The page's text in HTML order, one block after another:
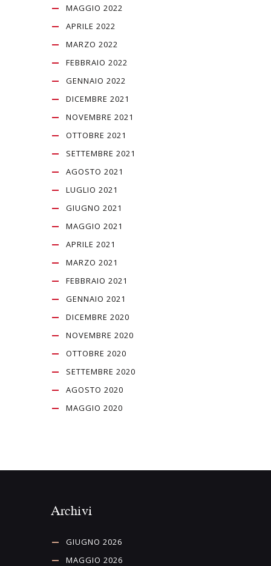
MAGGIO 2022
APRILE 2022
MARZO 2022
FEBBRAIO 2022
GENNAIO 2022
DICEMBRE 2021
NOVEMBRE 2021
OTTOBRE 2021
SETTEMBRE 2021
AGOSTO 2021
LUGLIO 2021
GIUGNO 2021
MAGGIO 2021
APRILE 2021
MARZO 2021
FEBBRAIO 2021
GENNAIO 2021
DICEMBRE 2020
NOVEMBRE 2020
OTTOBRE 2020
SETTEMBRE 2020
AGOSTO 2020
MAGGIO 2020
Archivi
GIUGNO 2026
MAGGIO 2026